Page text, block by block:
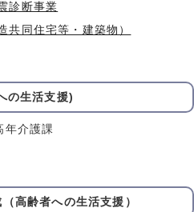
診断事業
共同住宅等・建築物）
の生活支援)
年介護課
高齢者への生活支援）